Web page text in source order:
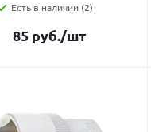
Есть в наличии (2)
85руб./шт